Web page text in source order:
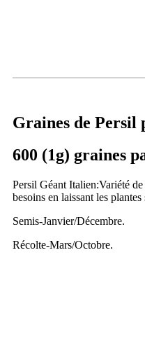
Graines de
600 (1g) graines
Persil Géant Italien:Variété
besoins en laissant les
Semis-Janvier/Décembre.
Récolte-Mars/Octobre.